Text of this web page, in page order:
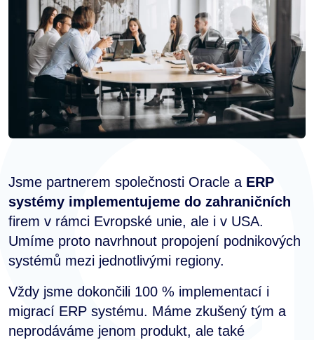
Jsme partnerem společnosti Oracle a ERP
systémy implementujeme do zahraničních
firem v rámci Evropské unie, ale i v USA.
Umíme proto navrhnout propojení podnikových
systémů mezi jednotlivými regiony.
Vždy jsme dokončili 100 % implementací i
migrací ERP systému. Máme zkušený tým a
neprodáváme jenom produkt, ale také